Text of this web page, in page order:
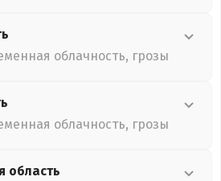
облачность, грозы
облачность, грозы
область